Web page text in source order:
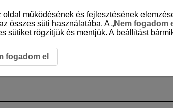
működésének és fejlesztésének
összes süti használatába. A „Nem fogadom
sütiket rögzítjük és mentjük. A beállítást
fogadom el